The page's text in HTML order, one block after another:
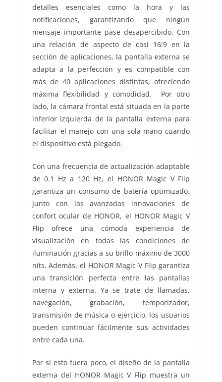
detalles esenciales como la hora y las
notificaciones, garantizando que ningún
mensaje importante pase desapercibido. Con
una relación de aspecto de casi 16:9 en la
sección de aplicaciones, la pantalla externa se
adapta a la perfección y es compatible con
más de 40 aplicaciones distintas, ofreciendo
máxima flexibilidad y comodidad. Por otro
lado, la cámara frontal está situada en la parte
inferior izquierda de la pantalla externa para
facilitar el manejo con una sola mano cuando
el dispositivo está plegado.
Con una frecuencia de actualización adaptable
de 0.1 Hz a 120 Hz, el HONOR Magic V Flip
garantiza un consumo de batería optimizado.
Junto con las avanzadas innovaciones de
confort ocular de HONOR, el HONOR Magic V
Flip ofrece una cómoda experiencia de
visualización en todas las condiciones de
iluminación gracias a su brillo máximo de 3000
nits. Además, el HONOR Magic V Flip garantiza
una transición perfecta entre las pantallas
interna y externa. Ya se trate de llamadas,
navegación, grabación, temporizador,
transmisión de música o ejercicio, los usuarios
pueden continuar fácilmente sus actividades
entre cada una.
Por si esto fuera poco, el diseño de la pantalla
externa del HONOR Magic V Flip muestra un